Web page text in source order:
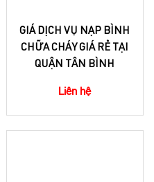
GIÁ DỊCH VỤ NẠP BÌNH
CHỮA CHÁY GIÁ RẺ TẠI
QUẬN TÂN BÌNH
Liên hệ